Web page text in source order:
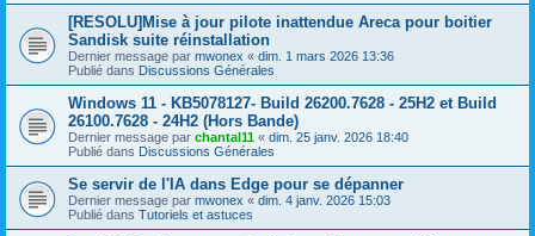
[RESOLU]Mise à jour pilote inattendue Areca pour boitier
Sandisk suite réinstallation
Dernier message par mwonex « dim. 1 mars 2026 13:36
Publié dans Discussions Générales
Windows 11 - KB5078127- Build 26200.7628 - 25H2 et Build
26100.7628 - 24H2 (Hors Bande)
Dernier message par chantal11 « dim. 25 janv. 2026 18:40
Publié dans Discussions Générales
Se servir de l'IA dans Edge pour se dépanner
Dernier message par mwonex « dim. 4 janv. 2026 15:03
Publié dans Tutoriels et astuces